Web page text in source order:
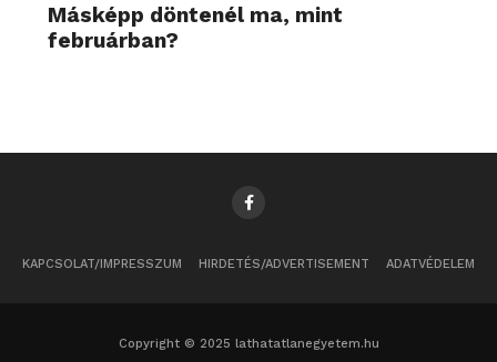
Másképp döntenél ma, mint
februárban?
KAPCSOLAT/IMPRESSZUM HIRDETÉS/ADVERTISEMENT ADATVÉDELEM
Copyright © 2025 lathatatlanegyetem.hu